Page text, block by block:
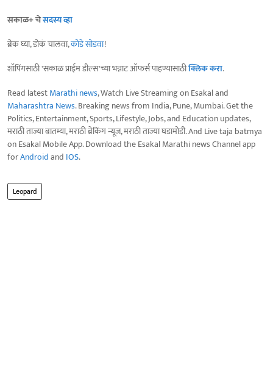
सकाळ+ चेसदस्य व्हा
ब्रेक घ्या, डोकं चालवा,कोडे सोडवा!
शॉपिंगसाठी 'सकाळ प्राईम डील्स'च्या भन्नाट ऑफर्स पाहण्यासाठीक्लिक करा.
Read latestMarathi news, Watch Live Streaming on Esakal and
Maharashtra News. Breaking news from India, Pune, Mumbai. Get the
Politics, Entertainment, Sports, Lifestyle, Jobs, and Education updates,
मराठी ताज्या बातम्या, मराठी ब्रेकिंग न्यूज, मराठी ताज्या घडामोडी. And Live taja batmya
on Esakal Mobile App. Download the Esakal Marathi news Channel app
forAndroidand IOS.
Leopard